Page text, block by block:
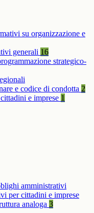
su organizzazione e
generali 16
strategico-
e codice di condotta 2
e imprese 1
amministrativi
per cittadini e imprese
analoga 3